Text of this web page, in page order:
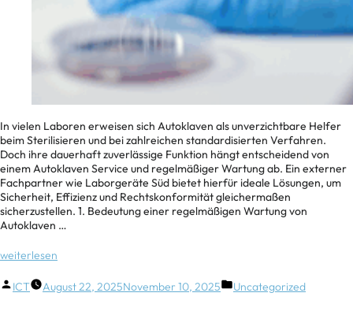
In vielen Laboren erweisen sich Autoklaven als unverzichtbare Helfer
beim Sterilisieren und bei zahlreichen standardisierten Verfahren.
Doch ihre dauerhaft zuverlässige Funktion hängt entscheidend von
einem Autoklaven Service und regelmäßiger Wartung ab. Ein externer
Fachpartner wie Laborgeräte Süd bietet hierfür ideale Lösungen, um
Sicherheit, Effizienz und Rechtskonformität gleichermaßen
sicherzustellen. 1. Bedeutung einer regelmäßigen Wartung von
Autoklaven …
weiterlesen
ICT August 22, 2025November 10, 2025 Uncategorized